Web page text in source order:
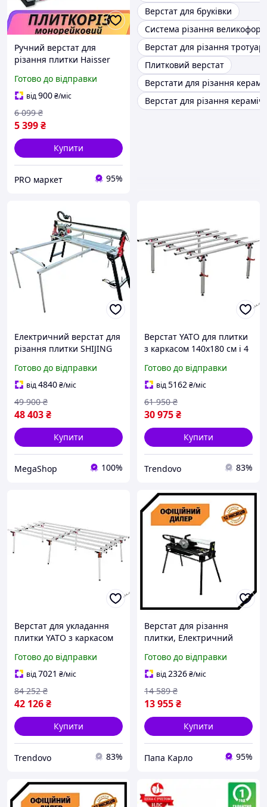
Ручний верстат для
різання плитки Haisser
1200 мм Верстат для
кахельної плитки
Плиткоріз на
підшипниках
Готово до відправки
від900₴/міс
5 399₴
6 099 ₴
Купити
PRO маркет 95%
Верстат для бруківки
Система різання
Верстат для різання
Плитковий верстат
Верстати для різання
Верстат для різання
Електричний верстат для
різання плитки SHIJING
автоматичною подачею.
Готово до відправки
від4840₴/міс
48 403₴
49 900 ₴
Купити
MegaShop 100%
Верстат YATO для плитки
з каркасом 140x180 см і 4
максимальне
навантаження 200 кг
Готово до відправки
від5162₴/міс
30 975₴
61 950 ₴
Купити
Trendovo 83%
Верстат для укладання
плитки YATO з каркасом
регульованими ніжками
Готово до відправки
від7021 ₴/міс
42 126₴
84 252 ₴
Купити
Trendovo 83%
Верстат для різання
плитки, Електричний
PAK PP200-720
Готово до відправки
від2326₴/міс
13 955₴
14 589 ₴
Купити
Папа Карло 95%